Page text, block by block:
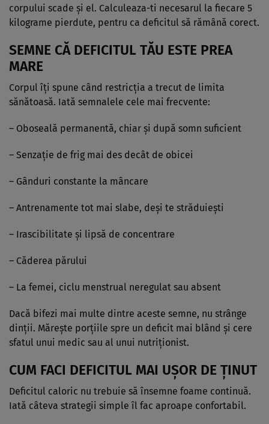
corpului scade și el. Calculeaza-ti necesarul la fiecare 5
kilograme pierdute, pentru ca deficitul să rămână corect.
SEMNE CĂ DEFICITUL TĂU ESTE PREA
MARE
Corpul îți spune când restricția a trecut de limita
sănătoasă. Iată semnalele cele mai frecvente:
– Oboseală permanentă, chiar și după somn suficient
– Senzație de frig mai des decât de obicei
– Gânduri constante la mâncare
– Antrenamente tot mai slabe, deși te străduiești
– Irascibilitate și lipsă de concentrare
– Căderea părului
– La femei, ciclu menstrual neregulat sau absent
Dacă bifezi mai multe dintre aceste semne, nu strânge
dinții. Mărește porțiile spre un deficit mai blând și cere
sfatul unui medic sau al unui nutriționist.
CUM FACI DEFICITUL MAI UȘOR DE ȚINUT
Deficitul caloric nu trebuie să însemne foame continuă.
Iată câteva strategii simple îl fac aproape confortabil.